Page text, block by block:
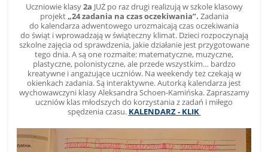
Uczniowie klasy2a JUŻ po raz drugi realizują w szkole klasowy
projekt„24 zadania na czas oczekiwania”. Zadania
do kalendarza adwentowego urozmaicają czas oczekiwania
do świąt i wprowadzają w świąteczny klimat. Dzieci rozpoczynają
szkolne zajęcia od sprawdzenia, jakie działanie jest przygotowane
tego dnia. A są one rozmaite: matematyczne, muzyczne,
plastyczne, polonistyczne, ale przede wszystkim… bardzo
kreatywne i angażujące uczniów. Na weekendy też czekają w
okienkach zadania. Są interaktywne. Autorką kalendarza jest
wychowawczyni klasy Aleksandra Schoen-Kamińska. Zapraszamy
uczniów klas młodszych do korzystania z zadań i miłego
spędzenia czasu. KALENDARZ - KLIK